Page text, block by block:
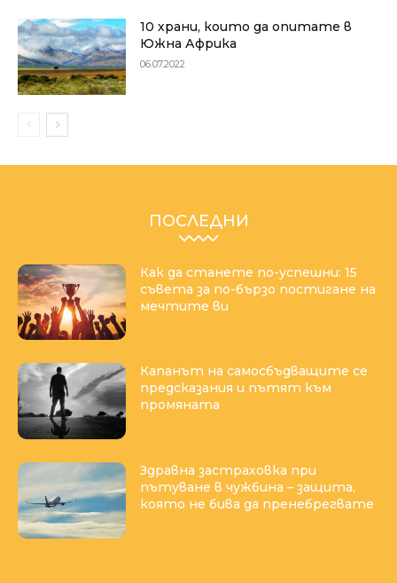
10 храни, които да опитате в
Южна Африка
06.07.2022
ПОСЛЕДНИ
Как да станете по-успешни: 15
съвета за по-бързо постигане на
мечтите ви
Капанът на самосбъдващите се
предсказания и пътят към
промяната
Здравна застраховка при
пътуване в чужбина – защита,
която не бива да пренебрегвате